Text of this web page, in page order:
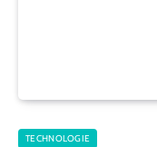
TECHNOLOGIE